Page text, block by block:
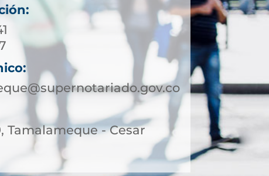
Tamalameque - Cesar